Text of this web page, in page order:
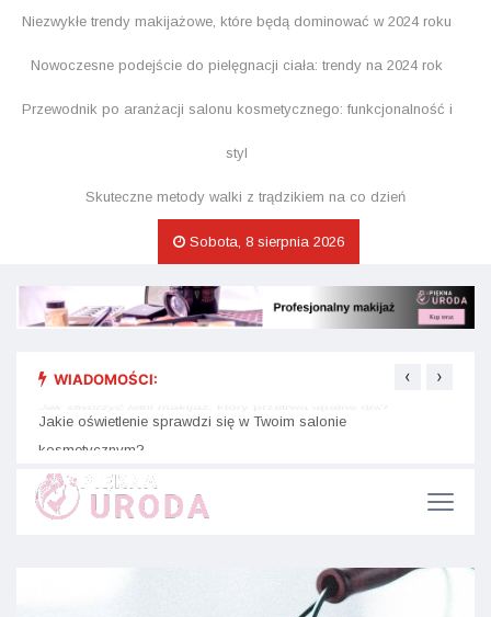
Niezwykłe trendy makijażowe, które będą dominować w 2024 roku
Nowoczesne podejście do pielęgnacji ciała: trendy na 2024 rok
Przewodnik po aranżacji salonu kosmetycznego: funkcjonalność i
styl
Skuteczne metody walki z trądzikiem na co dzień
Sobota, 8 sierpnia 2026
WIADOMOŚCI:
kosmetycznym?
‹ ›